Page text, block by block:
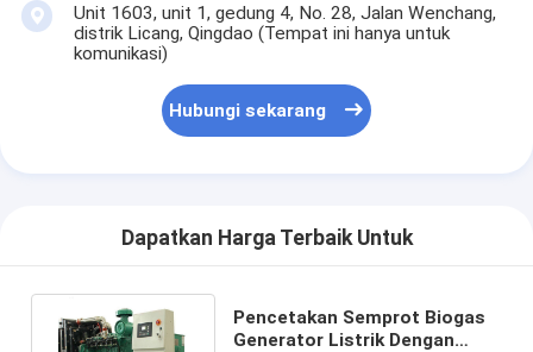
Unit 1603, unit 1, gedung 4, No. 28, Jalan Wenchang,
distrik Licang, Qingdao (Tempat ini hanya untuk
komunikasi)
Hubungi sekarang
Dapatkan Harga Terbaik Untuk
Pencetakan Semprot Biogas
Generator Listrik Dengan